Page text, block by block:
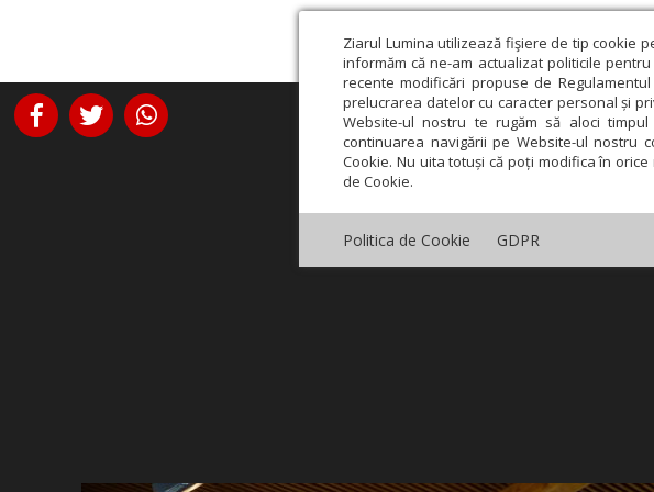
Ziarul Lumina utilizează fişiere de tip cookie
informăm că ne-am actualizat politicile
recente modificări propuse de
prelucrarea datelor cu caracter personal și
Website-ul nostru te rugăm să aloci
continuarea navigării pe Website-ul nostru
Cookie. Nu uita totuși că poți modifica în
de Cookie.
Politica de Cookie GDPR